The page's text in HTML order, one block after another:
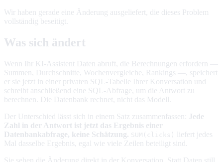
Wir haben gerade eine Änderung ausgeliefert, die dieses Problem
vollständig beseitigt.
Was sich ändert
Wenn Ihr KI-Assistent Daten abruft, die Berechnungen erfordern —
Summen, Durchschnitte, Wochenvergleiche, Rankings —, speichert
er sie jetzt in einer privaten SQL-Tabelle Ihrer Konversation und
schreibt anschließend eine SQL-Abfrage, um die Antwort zu
berechnen. Die Datenbank rechnet, nicht das Modell.
Der Unterschied lässt sich in einem Satz zusammenfassen:
Jede
Zahl in der Antwort ist jetzt das Ergebnis einer
Datenbankabfrage, keine Schätzung. SUM(clicks)
liefert jedes
Mal dasselbe Ergebnis, egal wie viele Zeilen beteiligt sind.
Sie sehen die Änderung direkt in der Konversation. Statt Daten still